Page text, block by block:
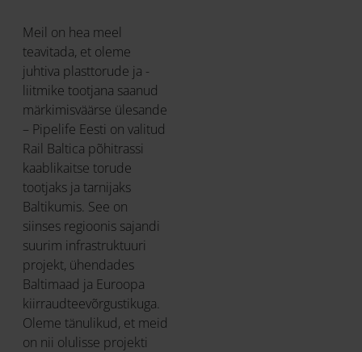
Meil on hea meel
teavitada, et oleme
juhtiva plasttorude ja -
liitmike tootjana saanud
märkimisväärse ülesande
– Pipelife Eesti on valitud
Rail Baltica põhitrassi
kaablikaitse torude
tootjaks ja tarnijaks
Baltikumis. See on
siinses regioonis sajandi
suurim infrastruktuuri
projekt, ühendades
Baltimaad ja Euroopa
kiirraudteevõrgustikuga.
Oleme tänulikud, et meid
on nii olulisse projekti